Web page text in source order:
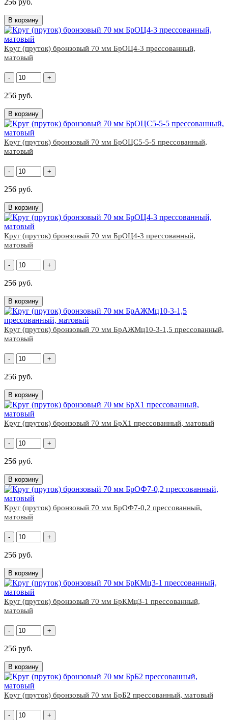
256 руб.
В корзину
Круг (пруток) бронзовый 70 мм БрОЦ4-3 прессованный,
матовый
- +
256 руб.
В корзину
Круг (пруток) бронзовый 70 мм БрОЦС5-5-5 прессованный,
матовый
- +
256 руб.
В корзину
Круг (пруток) бронзовый 70 мм БрОЦ4-3 прессованный,
матовый
- +
256 руб.
В корзину
Круг (пруток) бронзовый 70 мм БрАЖМц10-3-1,5 прессованный,
матовый
- +
256 руб.
В корзину
Круг (пруток) бронзовый 70 мм БрХ1 прессованный, матовый
- +
256 руб.
В корзину
Круг (пруток) бронзовый 70 мм БрОФ7-0,2 прессованный,
матовый
- +
256 руб.
В корзину
Круг (пруток) бронзовый 70 мм БрКМц3-1 прессованный,
матовый
- +
256 руб.
В корзину
Круг (пруток) бронзовый 70 мм БрБ2 прессованный, матовый
- +